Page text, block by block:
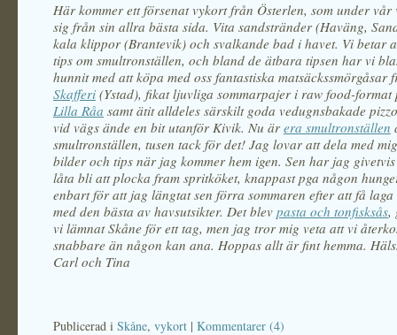
Här kommer ett försenat vykort från Österlen, som under vår
sig från sin allra bästa sida. Vita sandstränder (Haväng,
kala klippor (Brantevik) och svalkande bad i havet. Vi betar
tips om smultronställen, och bland de ätbara tipsen har vi
hunnit med att köpa med oss fantastiska matsäckssmörgåsar
Skafferi (Ystad), fikat ljuvliga sommarpajer i raw food-
Lilla Råa samt ätit alldeles särskilt goda vedugnsbakade
vid vägs ände en bit utanför Kivik. Nu ärera smultronställen
smultronställen, tusen tack för det! Jag lovar att dela med
bilder och tips när jag kommer hem igen. Sen har jag
låta bli att plocka fram spritköket, knappast pga någon
enbart för att jag längtat sen förra sommaren efter att få laga
med den bästa av havsutsikter. Det blev pasta och tonfisksås,
vi lämnat Skåne för ett tag, men jag tror mig veta att vi
snabbare än någon kan ana. Hoppas allt är fint hemma.
Carl och Tina
Publicerad i Skåne, vykort | Kommentarer (4)